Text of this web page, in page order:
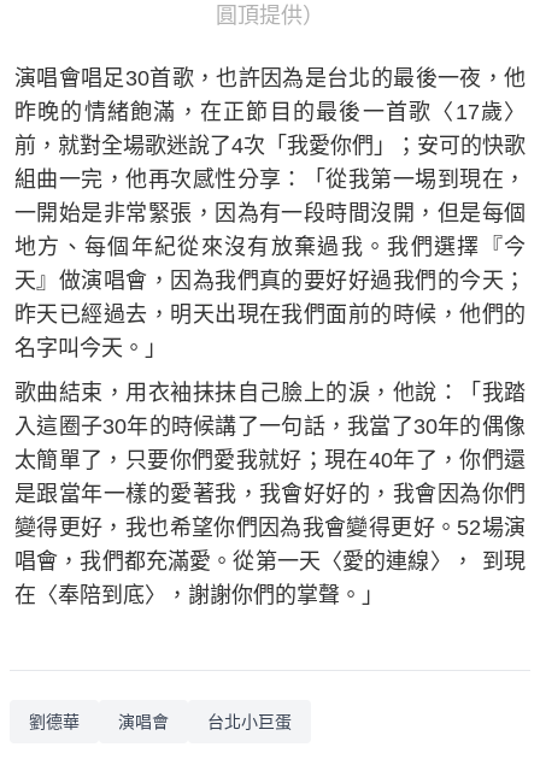
圓頂提供）
演唱會唱足30首歌，也許因為是台北的最後一夜，他
昨晚的情緒飽滿，在正節目的最後一首歌〈17歲〉
前，就對全場歌迷說了4次「我愛你們」；安可的快歌
組曲一完，他再次感性分享：「從我第一埸到現在，
一開始是非常緊張，因為有一段時間沒開，但是每個
地方、每個年紀從來沒有放棄過我。我們選擇『今
天』做演唱會，因為我們真的要好好過我們的今天；
昨天已經過去，明天出現在我們面前的時候，他們的
名字叫今天。」
歌曲結束，用衣袖抹抹自己臉上的淚，他說：「我踏
入這圈子30年的時候講了一句話，我當了30年的偶像
太簡單了，只要你們愛我就好；現在40年了，你們還
是跟當年一樣的愛著我，我會好好的，我會因為你們
變得更好，我也希望你們因為我會變得更好。52場演
唱會，我們都充滿愛。從第一天〈愛的連線〉， 到現
在〈奉陪到底〉，謝謝你們的掌聲。」
劉德華 演唱會 台北小巨蛋